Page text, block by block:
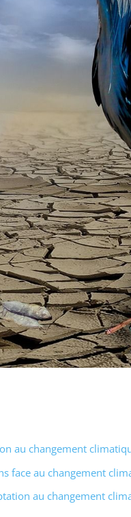
au changement
face au changement
au changement